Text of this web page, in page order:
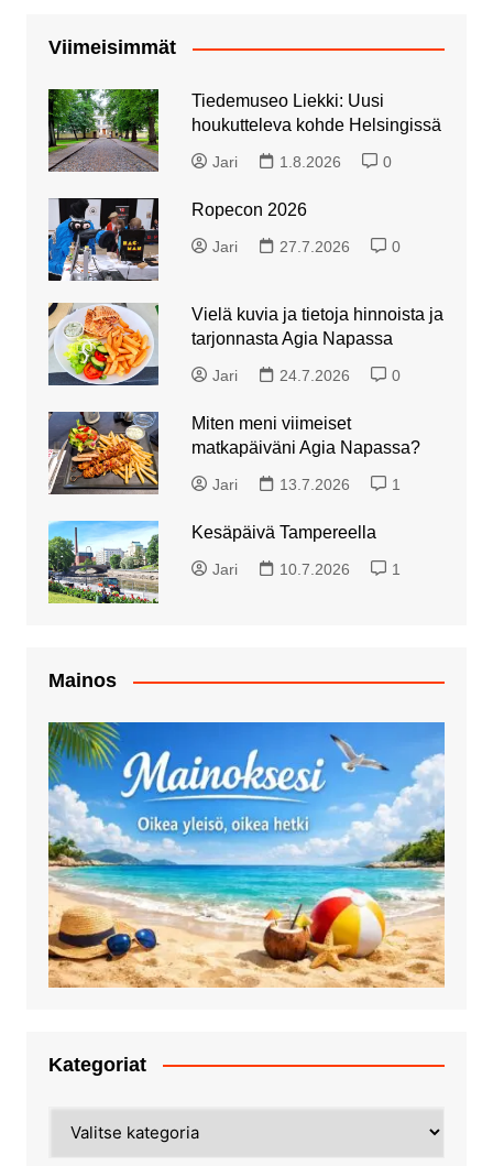
Viimeisimmät
Tiedemuseo Liekki: Uusi
houkutteleva kohde Helsingissä
Jari 1.8.2026 0
Ropecon 2026
Jari 27.7.2026 0
Vielä kuvia ja tietoja hinnoista ja
tarjonnasta Agia Napassa
Jari 24.7.2026 0
Miten meni viimeiset
matkapäiväni Agia Napassa?
Jari 13.7.2026 1
Kesäpäivä Tampereella
Jari 10.7.2026 1
Mainos
Kategoriat